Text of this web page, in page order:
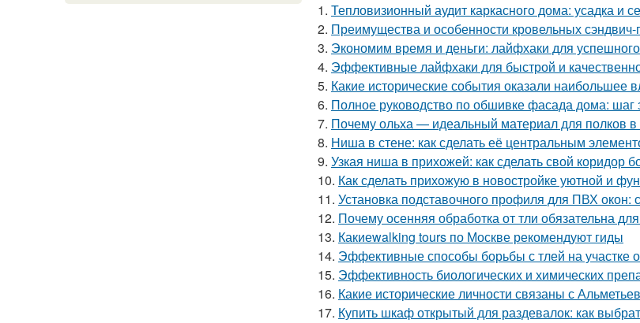
1. Тепловизионный аудит каркасного дома: усадка и
2. Преимущества и особенности кровельных сэндвич-
3. Экономим время и деньги: лайфхаки для
4. Эффективные лайфхаки для быстрой и
5. Какие исторические события оказали наибольшее
6. Полное руководство по обшивке фасада дома: шаг
7. Почему ольха — идеальный материал для полков в
8. Ниша в стене: как сделать её центральным
9. Узкая ниша в прихожей: как сделать свой коридор
10. Как сделать прихожую в новостройке уютной и
11. Установка подставочного профиля для ПВХ окон:
12. Почему осенняя обработка от тли обязательна
13. Какиеwalking tours по Москве рекомендуют гиды
14. Эффективные способы борьбы с тлей на участке
15. Эффективность биологических и химических
16. Какие исторические личности связаны с
17. Купить шкаф открытый для раздевалок: как